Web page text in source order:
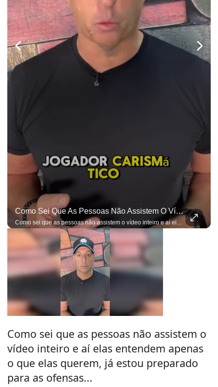
Como Sei Que As Pessoas Não Assistem O Vídeo Inteiro E Aí Elas Entendem Apenas O Que Elas Querem, Já Estou Preparado Para As Ofensas...
Como sei que as pessoas não assistem o vídeo inteiro e aí elas entendem apenas o que elas querem, já estou preparado para as ofensas e bobagens do gênero...
Como sei que as pessoas não assistem o
vídeo inteiro e aí elas entendem apenas
o que elas querem, já estou preparado
para as ofensas...